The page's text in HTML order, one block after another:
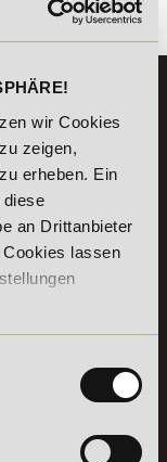
wir Cookies
zeigen,
erheben. Ein
diese
an Drittanbieter
lassen